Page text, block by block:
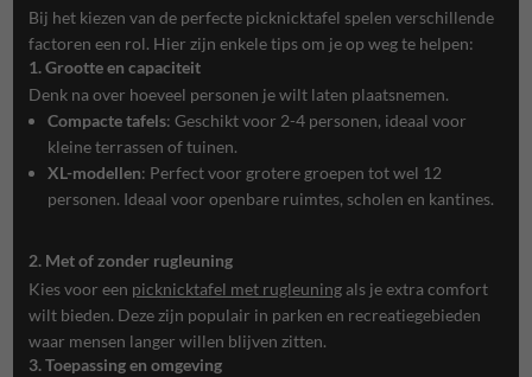
Bij het kiezen van de perfecte picknicktafel spelen verschillende
factoren een rol. Hier zijn enkele tips om je op weg te helpen:
1. Grootte en capaciteit
Denk na over hoeveel personen je wilt laten plaatsnemen.
Compacte tafels: Geschikt voor 2-4 personen, ideaal voor
kleine terrassen of tuinen.
XL-modellen: Perfect voor grotere groepen tot wel 12
personen. Ideaal voor openbare ruimtes, scholen en kantines.
2. Met of zonder rugleuning
Kies voor een picknicktafel met rugleuningals je extra comfort
wilt bieden. Deze zijn populair in parken en recreatiegebieden
waar mensen langer willen blijven zitten.
3. Toepassing en omgeving